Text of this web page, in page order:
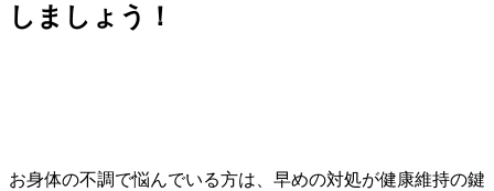
しましょう！
お身体の不調で悩んでいる方は、早めの対処が健康維持の鍵